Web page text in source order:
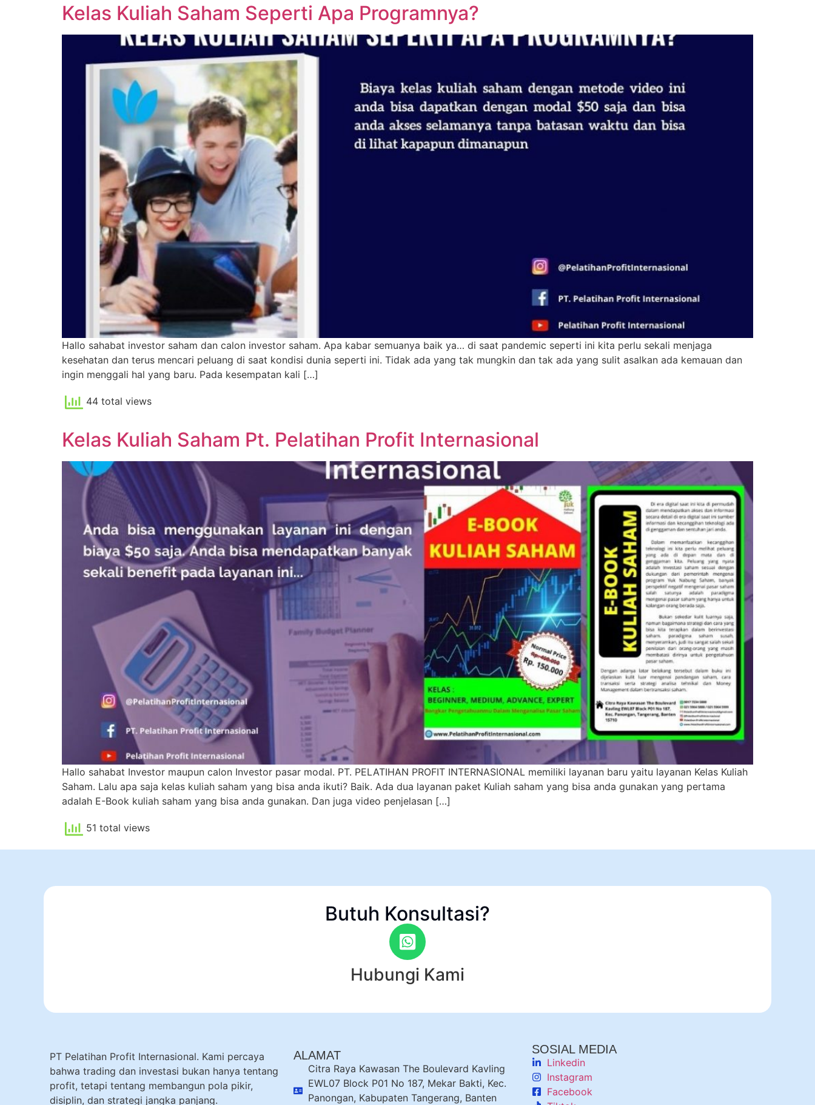
Kelas Kuliah Saham Seperti Apa Programnya?
Hallo sahabat investor saham dan calon investor saham. Apa kabar semuanya baik ya… di saat pandemic seperti ini kita perlu sekali menjaga
kesehatan dan terus mencari peluang di saat kondisi dunia seperti ini. Tidak ada yang tak mungkin dan tak ada yang sulit asalkan ada kemauan dan
ingin menggali hal yang baru. Pada kesempatan kali […]
44 total views
Kelas Kuliah Saham Pt. Pelatihan Profit Internasional
Hallo sahabat Investor maupun calon Investor pasar modal. PT. PELATIHAN PROFIT INTERNASIONAL memiliki layanan baru yaitu layanan Kelas Kuliah
Saham. Lalu apa saja kelas kuliah saham yang bisa anda ikuti? Baik. Ada dua layanan paket Kuliah saham yang bisa anda gunakan yang pertama
adalah E-Book kuliah saham yang bisa anda gunakan. Dan juga video penjelasan […]
51 total views
Butuh Konsultasi?
Hubungi Kami
PT Pelatihan Profit Internasional. Kami percaya
bahwa trading dan investasi bukan hanya tentang
profit, tetapi tentang membangun pola pikir,
disiplin, dan strategi jangka panjang.
ALAMAT
Citra Raya Kawasan The Boulevard Kavling
EWL07 Block P01 No 187, Mekar Bakti, Kec.
Panongan, Kabupaten Tangerang, Banten
SOSIAL MEDIA
Linkedin
Instagram
Facebook